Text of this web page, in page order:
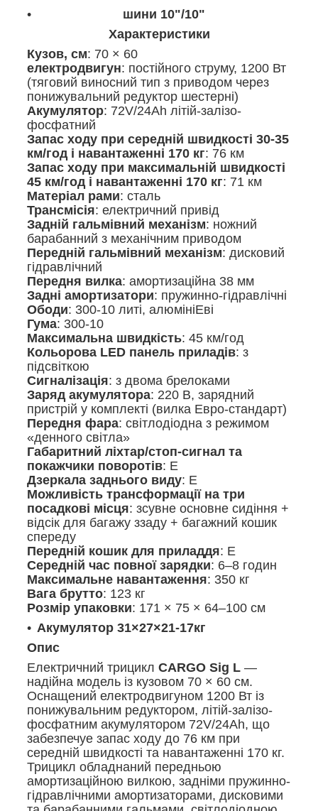
шини 10"/10"
Характеристики
Кузов, см: 70 × 60
електродвигун: постійного струму, 1200 Вт
(тяговий виносний тип з приводом через
понижувальний редуктор шестерні)
Акумулятор: 72V/24Ah літій-залізо-
фосфатний
Запас ходу при середній швидкості 30-35
км/год і навантаженні 170 кг: 76 км
Запас ходу при максимальній швидкості
45 км/год і навантаженні 170 кг: 71 км
Матеріал рами: сталь
Трансмісія: електричний привід
Задній гальмівний механізм: ножний
барабанний з механічним приводом
Передній гальмівний механізм: дисковий
гідравлічний
Передня вилка: амортизаційна 38 мм
Задні амортизатори: пружинно-гідравлічні
Ободи: 300-10 литі, алюмініЕві
Гума: 300-10
Максимальна швидкість: 45 км/год
Кольорова LED панель приладів: з
підсвіткою
Сигналізація: з двома брелоками
Заряд акумулятора: 220 В, зарядний
пристрій у комплекті (вилка Евро-стандарт)
Передня фара: світлодіодна з режимом
«денного світла»
Габаритний ліхтар/стоп-сигнал та
покажчики поворотів: Е
Дзеркала заднього виду: Е
Можливість трансформації на три
посадкові місця: зсувне основне сидіння +
відсік для багажу ззаду + багажний кошик
спереду
Передній кошик для приладдя: Е
Середній час повної зарядки: 6–8 годин
Максимальне навантаження: 350 кг
Вага брутто: 123 кг
Розмір упаковки: 171 × 75 × 64–100 см
Акумулятор 31×27×21-17кг
Опис
Електричний трицикл CARGO Sig L —
надійна модель із кузовом 70 × 60 см.
Оснащений електродвигуном 1200 Вт із
понижувальним редуктором, літій-залізо-
фосфатним акумулятором 72V/24Ah, що
забезпечуе запас ходу до 76 км при
середній швидкості та навантаженні 170 кг.
Трицикл обладнаний передньою
амортизаційною вилкою, задніми пружинно-
гідравлічними амортизаторами, дисковими